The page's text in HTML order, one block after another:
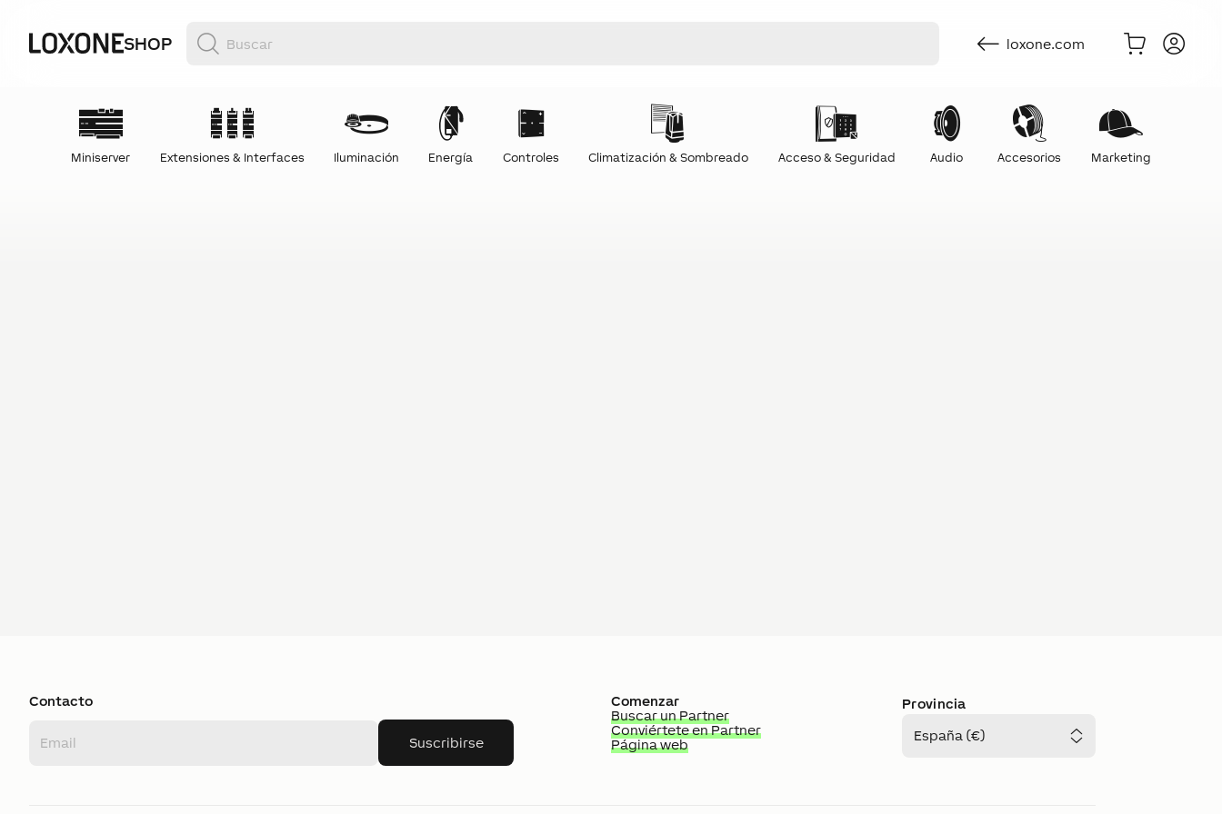
SHOP loxone.com
Miniserver Extensiones & Interfaces Iluminación Energía Controles Climatización & Sombreado Acceso & Seguridad Audio Accesorios Marketing
Contacto
Suscribirse
Comenzar
Buscar un Partner
Conviértete en Partner
Página web
Provincia
España (€)